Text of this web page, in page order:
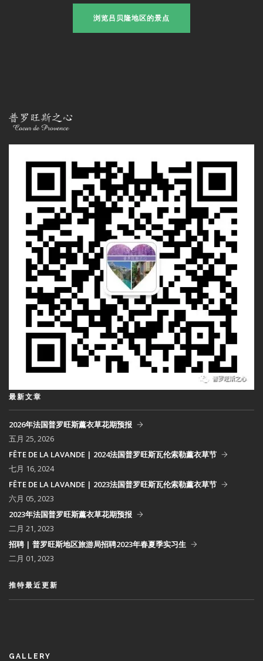
浏览吕贝隆地区的景点
最新文章
2026年法国普罗旺斯薰衣草花期预报
五月 25, 2026
FÊTE DE LA LAVANDE | 2024法国普罗旺斯瓦伦索勒薰衣草节
七月 16, 2024
FÊTE DE LA LAVANDE | 2023法国普罗旺斯瓦伦索勒薰衣草节
六月 05, 2023
2023年法国普罗旺斯薰衣草花期预报
二月 21, 2023
招聘 | 普罗旺斯地区旅游局招聘2023年春夏季实习生
二月 01, 2023
推特最近更新
GALLERY